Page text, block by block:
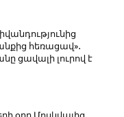
հեռացավ»․
ցավալի լուրով է